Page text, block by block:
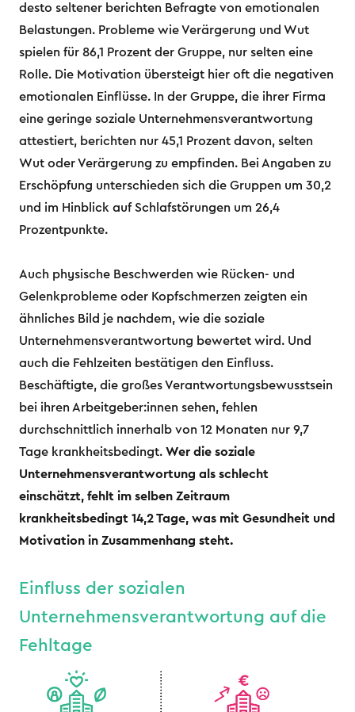
desto seltener berichten Befragte von emotionalen
Belastungen. Probleme wie Verärgerung und Wut
spielen für 86,1 Prozent der Gruppe, nur selten eine
Rolle. Die Motivation übersteigt hier oft die negativen
emotionalen Einflüsse. In der Gruppe, die ihrer Firma
eine geringe soziale Unternehmensverantwortung
attestiert, berichten nur 45,1 Prozent davon, selten
Wut oder Verärgerung zu empfinden. Bei Angaben zu
Erschöpfung unterschieden sich die Gruppen um 30,2
und im Hinblick auf Schlafstörungen um 26,4
Prozentpunkte.
Auch physische Beschwerden wie Rücken- und
Gelenkprobleme oder Kopfschmerzen zeigten ein
ähnliches Bild je nachdem, wie die soziale
Unternehmensverantwortung bewertet wird. Und
auch die Fehlzeiten bestätigen den Einfluss.
Beschäftigte, die großes Verantwortungsbewusstsein
bei ihren Arbeitgeber:innen sehen, fehlen
durchschnittlich innerhalb von 12 Monaten nur 9,7
Tage krankheitsbedingt. Wer die soziale
Unternehmensverantwortung als schlecht
einschätzt, fehlt im selben Zeitraum
krankheitsbedingt 14,2 Tage, was mit Gesundheit und
Motivation in Zusammenhang steht.
Einfluss der sozialen
Unternehmensverantwortung auf die
Fehltage